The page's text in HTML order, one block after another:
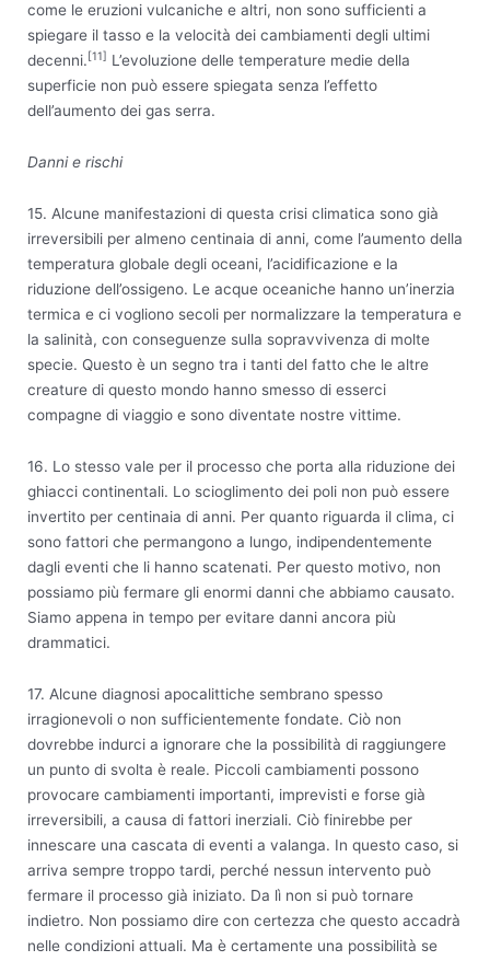
come le eruzioni vulcaniche e altri, non sono sufficienti a
spiegare il tasso e la velocità dei cambiamenti degli ultimi
decenni. [11] L’evoluzione delle temperature medie della
superficie non può essere spiegata senza l’effetto
dell’aumento dei gas serra.
Danni e rischi
15. Alcune manifestazioni di questa crisi climatica sono già
irreversibili per almeno centinaia di anni, come l’aumento della
temperatura globale degli oceani, l’acidificazione e la
riduzione dell’ossigeno. Le acque oceaniche hanno un’inerzia
termica e ci vogliono secoli per normalizzare la temperatura e
la salinità, con conseguenze sulla sopravvivenza di molte
specie. Questo è un segno tra i tanti del fatto che le altre
creature di questo mondo hanno smesso di esserci
compagne di viaggio e sono diventate nostre vittime.
16. Lo stesso vale per il processo che porta alla riduzione dei
ghiacci continentali. Lo scioglimento dei poli non può essere
invertito per centinaia di anni. Per quanto riguarda il clima, ci
sono fattori che permangono a lungo, indipendentemente
dagli eventi che li hanno scatenati. Per questo motivo, non
possiamo più fermare gli enormi danni che abbiamo causato.
Siamo appena in tempo per evitare danni ancora più
drammatici.
17. Alcune diagnosi apocalittiche sembrano spesso
irragionevoli o non sufficientemente fondate. Ciò non
dovrebbe indurci a ignorare che la possibilità di raggiungere
un punto di svolta è reale. Piccoli cambiamenti possono
provocare cambiamenti importanti, imprevisti e forse già
irreversibili, a causa di fattori inerziali. Ciò finirebbe per
innescare una cascata di eventi a valanga. In questo caso, si
arriva sempre troppo tardi, perché nessun intervento può
fermare il processo già iniziato. Da lì non si può tornare
indietro. Non possiamo dire con certezza che questo accadrà
nelle condizioni attuali. Ma è certamente una possibilità se